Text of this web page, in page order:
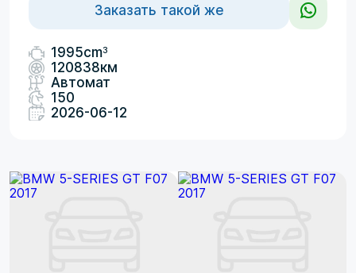
Заказать такой же
1995cm3
120838км
Автомат
150
2026-06-12